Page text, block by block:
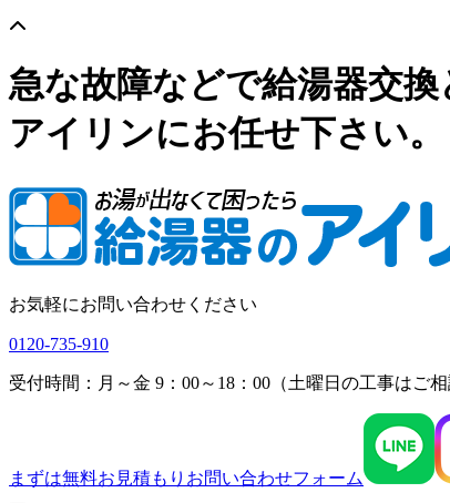
急な故障などで給湯器交
アイリンにお任せ下さい。
お気軽にお問い合わせください
0120-735-910
受付時間：月～金 9：00～18：00（土曜日の工事はご相
まずは無料お見積もり お問い合わせフォーム